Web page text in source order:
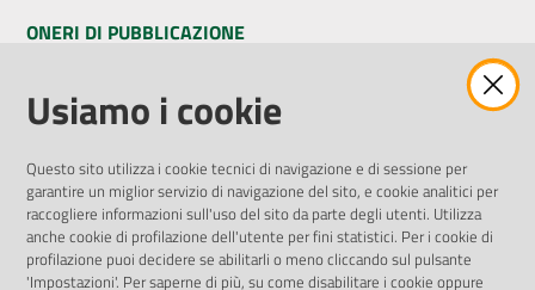
ONERI DI PUBBLICAZIONE
Amministrazione Trasparente
Pubblicità legale
Privacy Policy
Attuazione Misure PNRR
Liste di Attesa
Usiamo i cookie
Questo sito utilizza i cookie tecnici di navigazione e di sessione per
garantire un miglior servizio di navigazione del sito, e cookie analitici per
raccogliere informazioni sull'uso del sito da parte degli utenti. Utilizza
anche cookie di profilazione dell'utente per fini statistici. Per i cookie di
profilazione puoi decidere se abilitarli o meno cliccando sul pulsante
'Impostazioni'. Per saperne di più, su come disabilitare i cookie oppure